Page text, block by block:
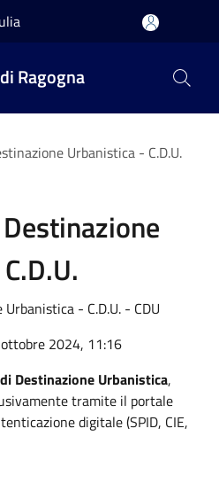
Ragogna
Urbanistica - C.D.U.
- C.D.U. - CDU
2024, 11:16
Destinazione Urbanistica,
tramite il portale
digitale (SPID, CIE,